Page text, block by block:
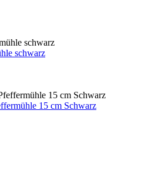
schwarz
15 cm Schwarz